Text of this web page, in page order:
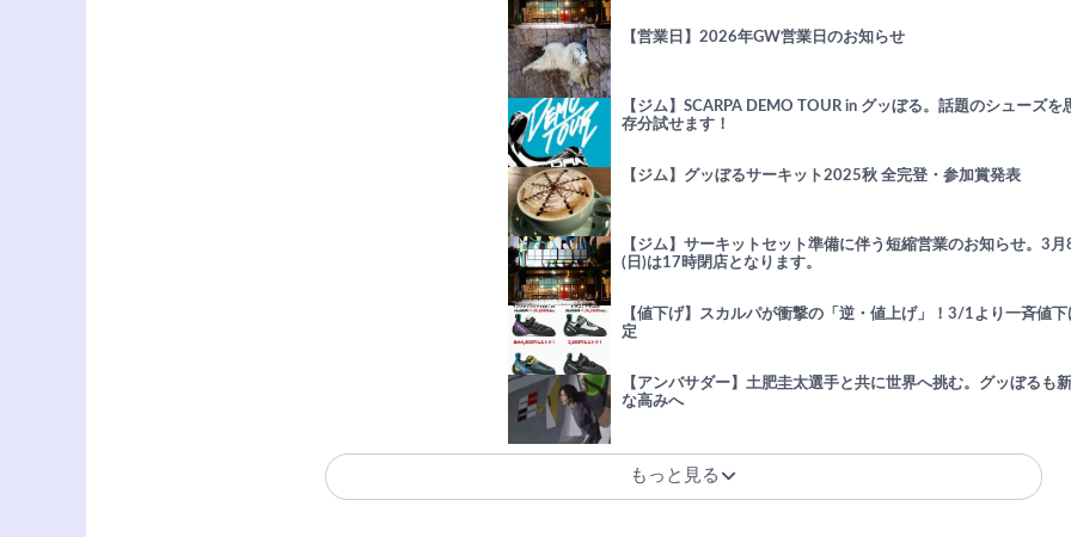
【営業日】2026年GW営業日のお知らせ
【ジム】SCARPA DEMO TOUR in グッぼる。話題のシューズを
存分試せます！
【ジム】グッぼるサーキット2025秋 全完登・参加賞発表
【ジム】サーキットセット準備に伴う短縮営業のお知らせ。3月
(日)は17時閉店となります。
【値下げ】スカルパが衝撃の「逆・値上げ」！3/1より一斉値下
定
【アンバサダー】土肥圭太選手と共に世界へ挑む。グッぼるも
な高みへ
もっと見る